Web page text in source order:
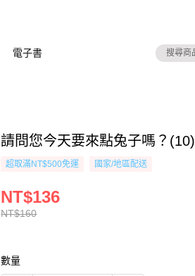
電子書
請問您今天要來點兔子嗎？(10)
超取滿NT$500免運 國家/地區配送
NT$160
NT$136
數量